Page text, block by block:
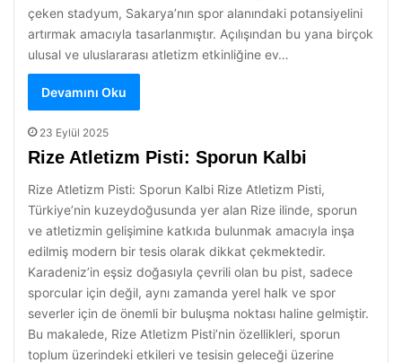
çeken stadyum, Sakarya’nın spor alanındaki potansiyelini
artırmak amacıyla tasarlanmıştır. Açılışından bu yana birçok
ulusal ve uluslararası atletizm etkinliğine ev…
Devamını Oku
23 Eylül 2025
Rize Atletizm Pisti: Sporun Kalbi
Rize Atletizm Pisti: Sporun Kalbi Rize Atletizm Pisti,
Türkiye’nin kuzeydoğusunda yer alan Rize ilinde, sporun
ve atletizmin gelişimine katkıda bulunmak amacıyla inşa
edilmiş modern bir tesis olarak dikkat çekmektedir.
Karadeniz’in eşsiz doğasıyla çevrili olan bu pist, sadece
sporcular için değil, aynı zamanda yerel halk ve spor
severler için de önemli bir buluşma noktası haline gelmiştir.
Bu makalede, Rize Atletizm Pisti’nin özellikleri, sporun
toplum üzerindeki etkileri ve tesisin geleceği üzerine